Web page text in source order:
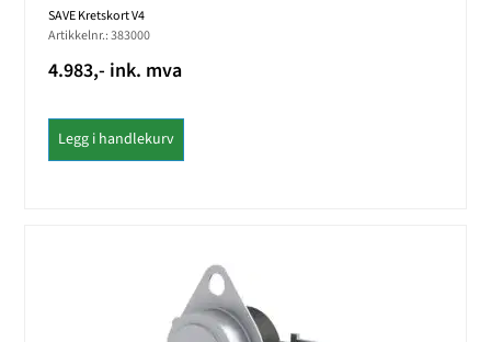
SAVE Kretskort V4
Artikkelnr.: 383000
4.983,- ink. mva
Legg i handlekurv